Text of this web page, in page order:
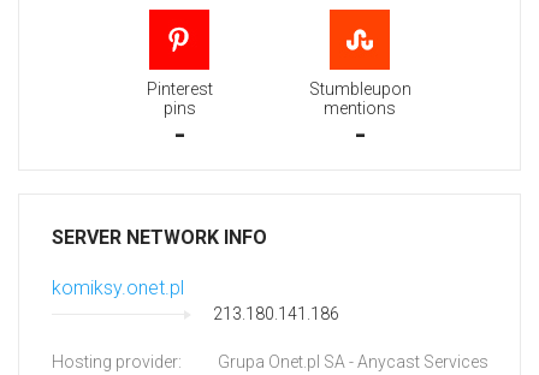
Pinterest
pins
-
Stumbleupon
mentions
-
SERVER NETWORK INFO
komiksy.onet.pl
213.180.141.186
Hosting provider: Grupa Onet.pl SA - Anycast Services